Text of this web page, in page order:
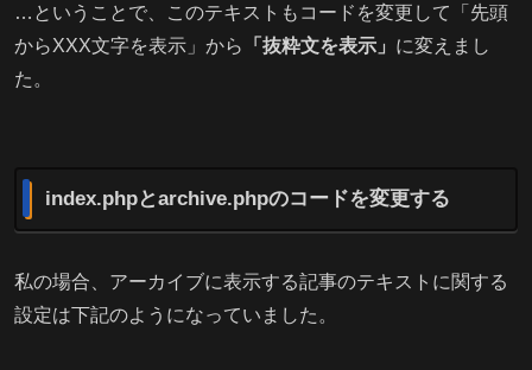
…ということで、このテキストもコードを変更して「先頭
からXXX文字を表示」から
「抜粋文を表示」 に変えまし
た。
index.phpとarchive.phpのコードを変更する
私の場合、アーカイブに表示する記事のテキストに関する
設定は下記のようになっていました。